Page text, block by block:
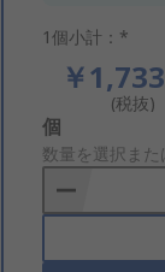
1個小計：*
￥
(税抜)
Add
to
Basket
個
数量を選択また